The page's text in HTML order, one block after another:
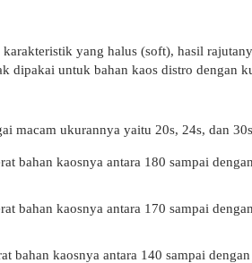
yang halus (soft), hasil
dipakai untuk bahan kaos distro dengan
macam ukurannya yaitu 20s, 24s, dan
bahan kaosnya antara 180 sampai
bahan kaosnya antara 170 sampai
bahan kaosnya antara 140 sampai